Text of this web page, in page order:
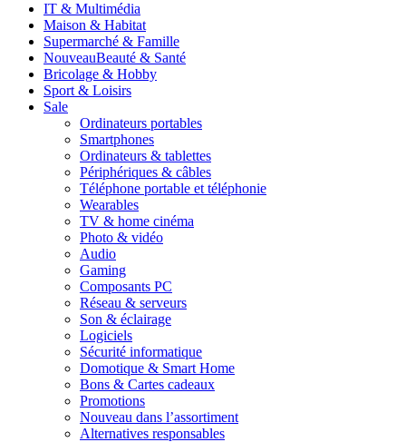
IT & Multimédia
Maison & Habitat
Supermarché & Famille
NouveauBeauté & Santé
Bricolage & Hobby
Sport & Loisirs
Sale
Ordinateurs portables
Smartphones
Ordinateurs & tablettes
Périphériques & câbles
Téléphone portable et téléphonie
Wearables
TV & home cinéma
Photo & vidéo
Audio
Gaming
Composants PC
Réseau & serveurs
Son & éclairage
Logiciels
Sécurité informatique
Domotique & Smart Home
Bons & Cartes cadeaux
Promotions
Nouveau dans l’assortiment
Alternatives responsables